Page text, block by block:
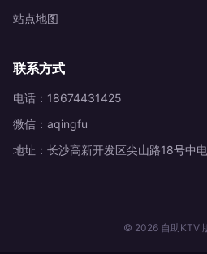
站点地图
联系方式
电话：18674431425
微信：aqingfu
地址：长沙高新开发区尖山路18号中
© 2026 自助KTV